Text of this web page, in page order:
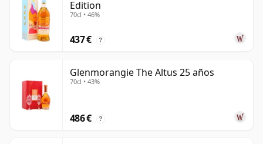
Edition
70cl • 46%
437 € ?
Glenmorangie The Altus 25 años
70cl • 43%
486 € ?